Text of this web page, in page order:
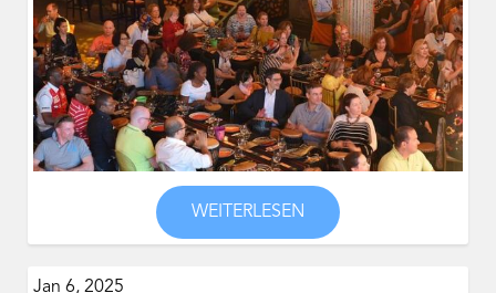
WEITERLESEN
Jan 6, 2025